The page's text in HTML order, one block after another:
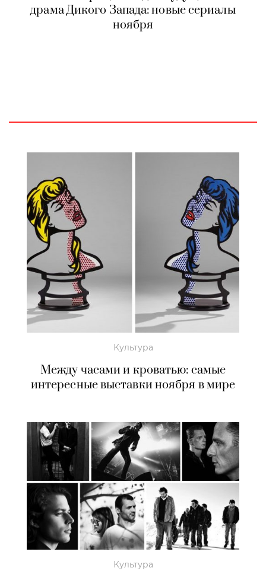
драма Дикого Запада: новые сериалы
ноября
Культура
Между часами и кроватью: самые
интересные выставки ноября в мире
Культура